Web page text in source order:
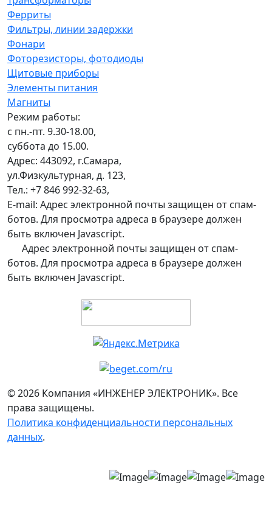
Ферриты
Фильтры, линии задержки
Фонари
Фоторезисторы, фотодиоды
Щитовые приборы
Элементы питания
Магниты
Режим работы:
с пн.-пт. 9.30-18.00,
суббота до 15.00.
Адрес: 443092, г.Самара,
ул.Физкультурная, д. 123,
Тел.: +7 846 992-32-63,
E-mail: Адрес электронной почты защищен от спам-
ботов. Для просмотра адреса в браузере должен
быть включен Javascript.
Адрес электронной почты защищен от спам-
ботов. Для просмотра адреса в браузере должен
быть включен Javascript.
© 2026 Компания «ИНЖЕНЕР ЭЛЕКТРОНИК». Все
права защищены.
Политика конфиденциальности персональных
данных.